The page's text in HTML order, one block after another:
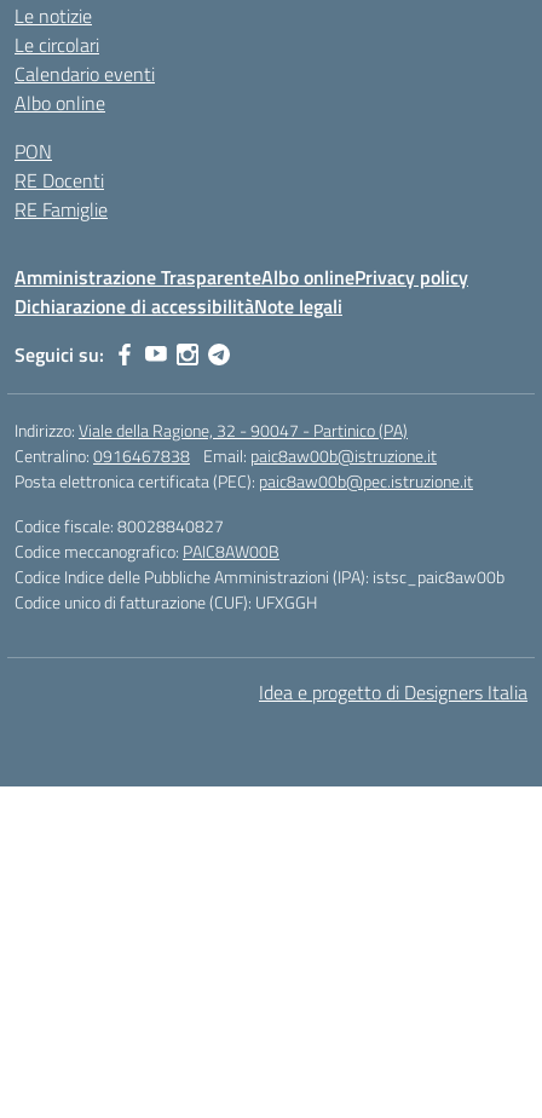
Le notizie
Le circolari
Calendario eventi
Albo online
PON
RE Docenti
RE Famiglie
Amministrazione TrasparenteAlbo onlinePrivacy policy
Dichiarazione di accessibilitàNote legali
Seguici su:
Indirizzo:Viale della Ragione, 32 - 90047 - Partinico (PA)
Centralino:0916467838 Email: paic8aw00b@istruzione.it
Posta elettronica certificata (PEC): paic8aw00b@pec.istruzione.it
Codice fiscale: 80028840827
Codice meccanografico: PAIC8AW00B
Codice Indice delle Pubbliche Amministrazioni (IPA): istsc_paic8aw00b
Codice unico di fatturazione (CUF): UFXGGH
Idea e progetto di Designers Italia